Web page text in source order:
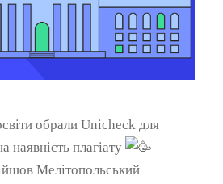
обрали Unicheck для
наявність плагіату
Мелітопольський